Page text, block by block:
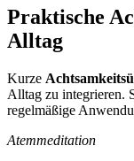
Praktische
Alltag
Kurze
Alltag zu integrieren.
regelmäßige
Atemmeditation